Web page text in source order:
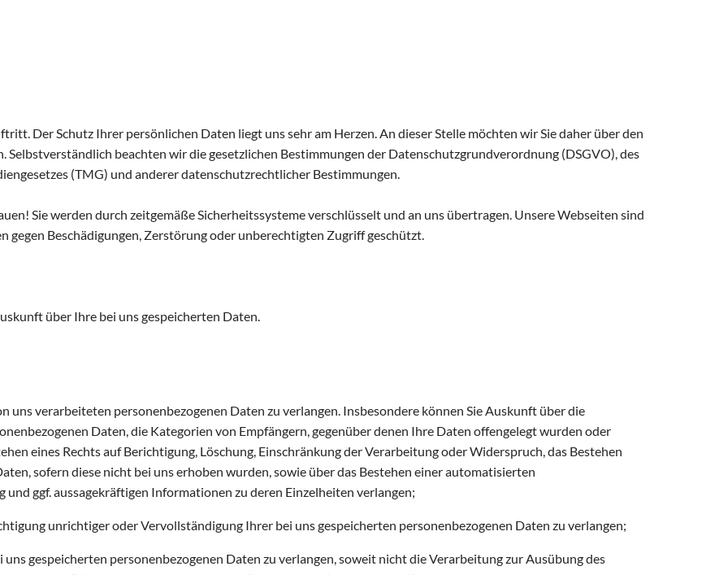
Der Schutz Ihrer persönlichen Daten liegt uns sehr am Herzen. An dieser Stelle möchten wir Sie daher über den
beachten wir die gesetzlichen Bestimmungen der Datenschutzgrundverordnung (DSGVO), des
(TMG) und anderer datenschutzrechtlicher Bestimmungen.
Sie werden durch zeitgemäße Sicherheitssysteme verschlüsselt und an uns übertragen. Unsere Webseiten sind
gegen Beschädigungen, Zerstörung oder unberechtigten Zugriff geschützt.
über Ihre bei uns gespeicherten Daten.
uns verarbeiteten personenbezogenen Daten zu verlangen. Insbesondere können Sie Auskunft über die
Daten, die Kategorien von Empfängern, gegenüber denen Ihre Daten offengelegt wurden oder
eines Rechts auf Berichtigung, Löschung, Einschränkung der Verarbeitung oder Widerspruch, das Bestehen
sofern diese nicht bei uns erhoben wurden, sowie über das Bestehen einer automatisierten
ggf. aussagekräftigen Informationen zu deren Einzelheiten verlangen;
unrichtiger oder Vervollständigung Ihrer bei uns gespeicherten personenbezogenen Daten zu verlangen;
gespeicherten personenbezogenen Daten zu verlangen, soweit nicht die Verarbeitung zur Ausübung des